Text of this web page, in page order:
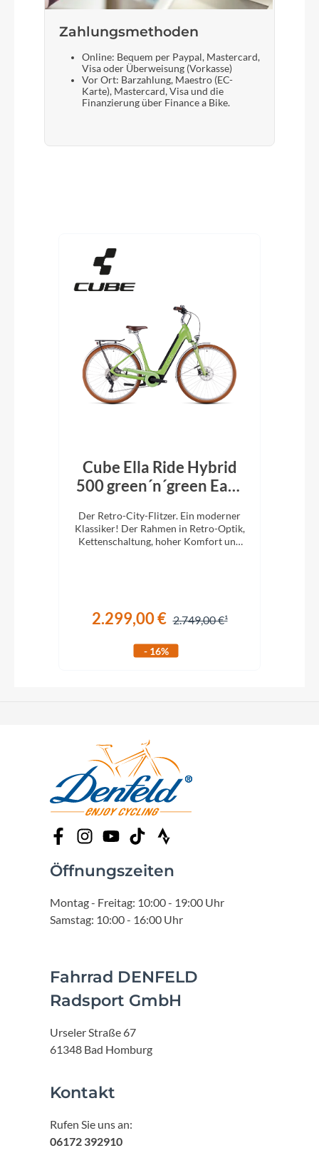
Zahlungsmethoden
Online: Bequem per Paypal, Mastercard,
Visa oder Überweisung (Vorkasse)
Vor Ort: Barzahlung, Maestro (EC-
Karte), Mastercard, Visa und die
Finanzierung über Finance a Bike.
Cube Ella Ride Hybrid
500 green´n´green Easy
Der Retro-City-Flitzer. Ein moderner
Klassiker! Der Rahmen in Retro-Optik,
Kettenschaltung, hoher Komfort und
2.299,00 € 2.749,00 €
- 16%
Öffnungszeiten
Montag - Freitag: 10:00 - 19:00 Uhr
Samstag: 10:00 - 16:00 Uhr
Fahrrad DENFELD
Radsport GmbH
Urseler Straße 67
61348 Bad Homburg
Kontakt
Rufen Sie uns an:
06172 392910